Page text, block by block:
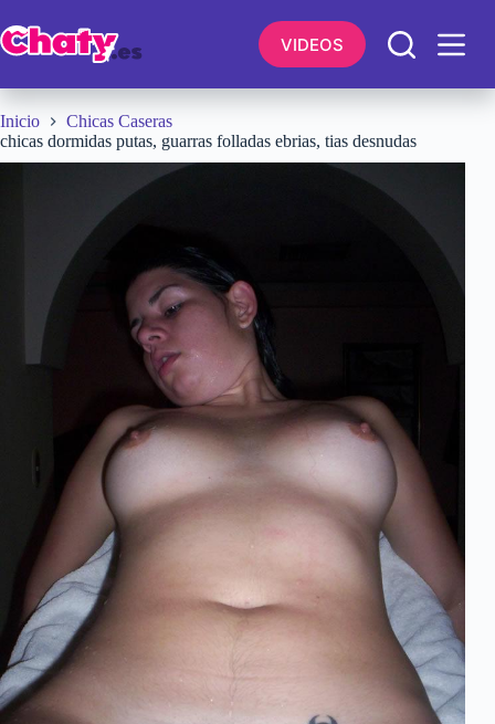
al
contenido
VIDEOS
Inicio
Chicas Caseras
chicas dormidas putas, guarras folladas ebrias, tias desnudas